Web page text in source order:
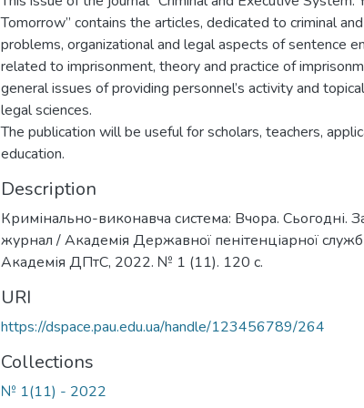
Tomorrow” contains the articles, dedicated to criminal
problems, organizational and legal aspects of sentence
related to imprisonment, theory and practice of
general issues of providing personnel’s activity and
legal sciences.
The publication will be useful for scholars, teachers,
education.
Description
Кримінально-виконавча система: Вчора. Сьогодні.
журнал / Академія Державної пенітенціарної
Академія ДПтС, 2022. № 1 (11). 120 с.
URI
https://dspace.pau.edu.ua/handle/123456789/264
Collections
№ 1(11) - 2022